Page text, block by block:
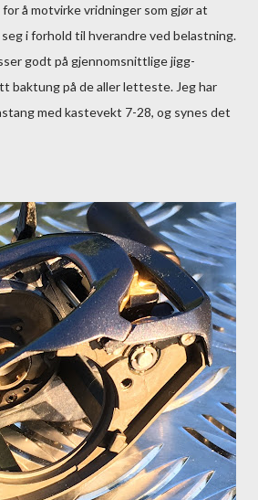
å motvirke vridninger som gjør at
i forhold til hverandre ved belastning.
godt på gjennomsnittlige jigg-
baktung på de aller letteste. Jeg har
med kastevekt 7-28, og synes det